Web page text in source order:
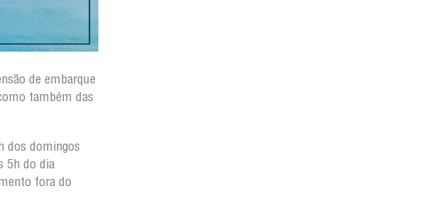
de embarque
também das
dos domingos
5h do dia
fora do